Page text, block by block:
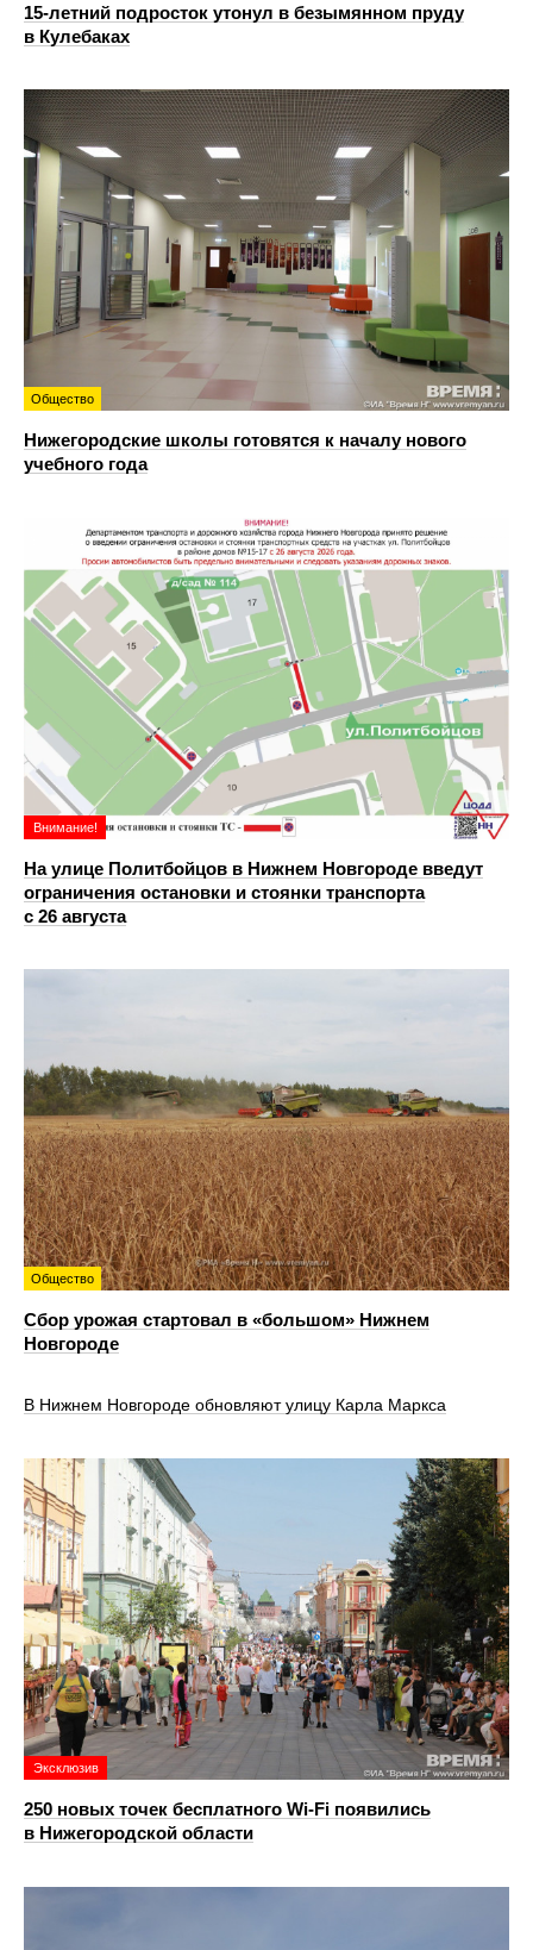
15-летний подросток утонул в безымянном пруду
в Кулебаках
Общество
Нижегородские школы готовятся к началу нового
учебного года
Внимание!
На улице Политбойцов в Нижнем Новгороде введут
ограничения остановки и стоянки транспорта
с 26 августа
Общество
Сбор урожая стартовал в «большом» Нижнем
Новгороде
В Нижнем Новгороде обновляют улицу Карла Маркса
Эксклюзив
250 новых точек бесплатного Wi-Fi появились
в Нижегородской области